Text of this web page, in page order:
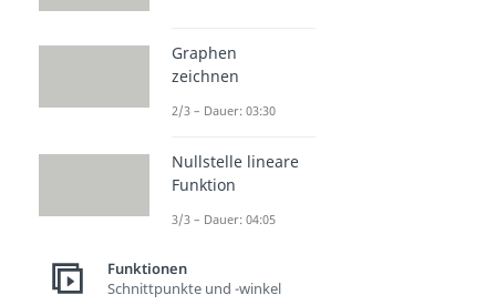
Graphen
zeichnen
2/3 – Dauer: 03:30
Nullstelle lineare
Funktion
3/3 – Dauer: 04:05
Funktionen
Schnittpunkte und -winkel